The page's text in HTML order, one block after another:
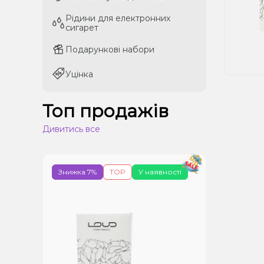
Рідини для електронних
сигарет
Подарункові набори
Уцінка
Рідини для електронних
сигарет
Подарункові набори
Уцінка
Топ продажів
Дивитись все
У наявності
Знижка 7% TOP